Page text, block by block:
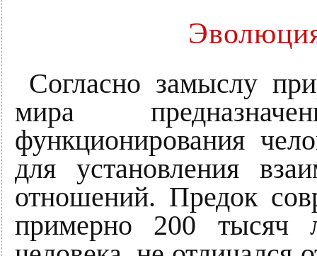
Согласно замыслу
мира
функционирования
для установления
отношений. Предок
примерно 200 тысяч